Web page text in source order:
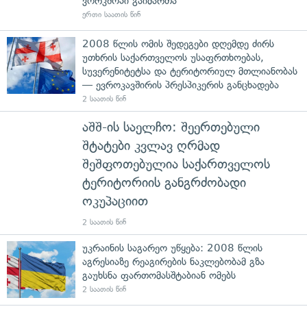
ერთი საათის წინ
2008 წლის ომის შედეგები დღემდე ძირს
უთხრის საქართველოს უსაფრთხოებას,
სუვერენიტეტსა და ტერიტორიულ მთლიანობას
— ევროკავშირის პრესპიკერის განცხადება
2 საათის წინ
აშშ-ის საელჩო: შეერთებული
შტატები კვლავ ღრმად
შეშფოთებულია საქართველოს
ტერიტორიის განგრძობადი
ოკუპაციით
2 საათის წინ
უკრაინის საგარეო უწყება: 2008 წლის
აგრესიაზე რეაგირების ნაკლებობამ გზა
გაუხსნა ფართომასშტაბიან ომებს
2 საათის წინ